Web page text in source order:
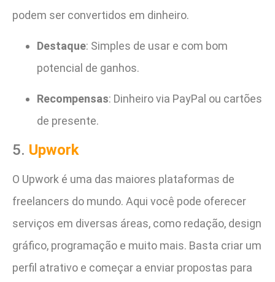
podem ser convertidos em dinheiro.
Destaque: Simples de usar e com bom
potencial de ganhos.
Recompensas: Dinheiro via PayPal ou cartões
de presente.
5. Upwork
O Upwork é uma das maiores plataformas de
freelancers do mundo. Aqui você pode oferecer
serviços em diversas áreas, como redação, design
gráfico, programação e muito mais. Basta criar um
perfil atrativo e começar a enviar propostas para